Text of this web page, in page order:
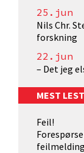
25.jun
Nils Chr.
forskning
22.jun
– Det jeg
MEST
Feil!